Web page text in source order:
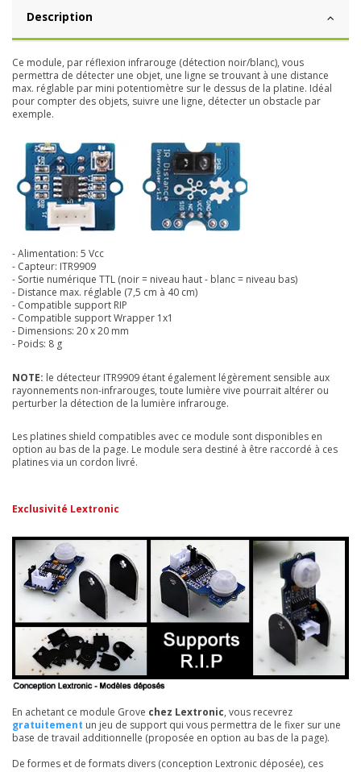
Description
Ce module, par réflexion infrarouge (détection noir/blanc), vous
permettra de détecter une objet, une ligne se trouvant à une distance
max. réglable par mini potentiomètre sur le dessus de la platine. Idéal
pour compter des objets, suivre une ligne, détecter un obstacle par
exemple.
- Alimentation: 5 Vcc
- Capteur: ITR9909
- Sortie numérique TTL (noir = niveau haut - blanc = niveau bas)
- Distance max. réglable (7,5 cm à 40 cm)
- Compatible support RIP
- Compatible support Wrapper 1x1
- Dimensions: 20 x 20 mm
- Poids: 8 g
NOTE: le détecteur ITR9909 étant également légèrement sensible aux
rayonnements non-infrarouges, toute lumière vive pourrait altérer ou
perturber la détection de la lumière infrarouge.
Les platines shield compatibles avec ce module sont disponibles en
option au bas de la page. Le module sera destiné à être raccordé à ces
platines via un cordon livré.
Exclusivité Lextronic
En achetant ce module Grove chez Lextronic, vous recevrez
gratuitement un jeu de support qui vous permettra de le fixer sur une
base de travail additionnelle (proposée en option au bas de la page).
De formes et de formats divers (conception Lextronic déposée), ces